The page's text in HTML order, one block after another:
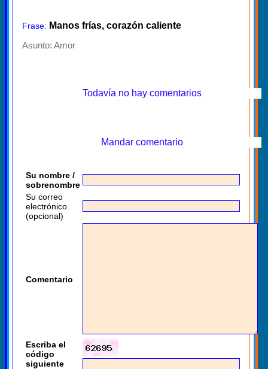
Frase: Manos frías, corazón caliente
Asunto: Amor
Todavía no hay comentarios
Mandar comentario
Su nombre /
sobrenombre
Su correo
electrónico
(opcional)
Comentario
Escriba el
código
siguiente